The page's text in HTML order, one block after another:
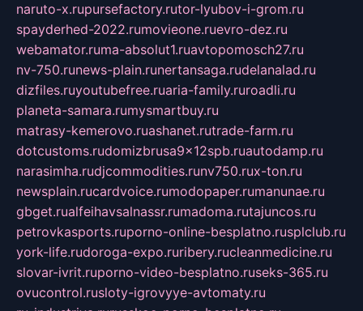
naruto-x.rupursefactory.rutor-lyubov-i-grom.ru
spayderhed-2022.rumovieone.ruevro-dez.ru
webamator.ruma-absolut1.ruavtopomosch27.ru
nv-750.runews-plain.runertansaga.rudelanalad.ru
dizfiles.ruyoutubefree.ruaria-family.ruroadli.ru
planeta-samara.rumysmartbuy.ru
matrasy-kemerovo.ruashanet.rutrade-farm.ru
dotcustoms.rudomizbrusa9x12spb.ruautodamp.ru
narasimha.rudjcommodities.runv750.rux-ton.ru
newsplain.rucardvoice.rumodopaper.rumanunae.ru
gbget.rualfeihavsalnassr.rumadoma.rutajuncos.ru
petrovkasports.ruporno-online-besplatno.rusplclub.ru
york-life.rudoroga-expo.ruribery.rucleanmedicine.ru
slovar-ivrit.ruporno-video-besplatno.ruseks-365.ru
ovucontrol.rusloty-igrovyye-avtomaty.ru